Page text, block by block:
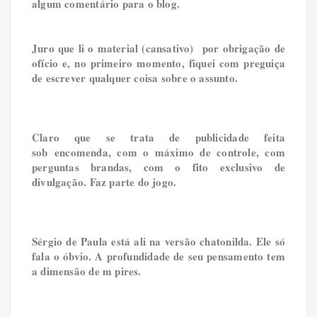
algum comentário para o blog.
Juro que li o material (cansativo) por obrigação de
ofício e, no primeiro momento, fiquei com preguiça
de escrever qualquer coisa sobre o assunto.
Claro que se trata de publicidade feita
sob encomenda, com o máximo de controle, com
perguntas brandas, com o fito exclusivo de
divulgação. Faz parte do jogo.
Sérgio de Paula está ali na versão chatonilda. Ele só
fala o óbvio. A profundidade de seu pensamento tem
a dimensão de m pires.